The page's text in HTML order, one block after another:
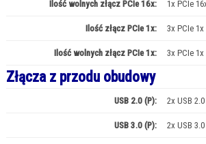
Ilość wolnych złącz PCIe 16x: 1x PCIe
Ilość złącz PCIe 1x: 3x PCIe 1x
Ilość wolnych złącz PCIe 1x: 3x PCIe 1x
Złącza z przodu obudowy
USB 2.0 (P): 2x USB
USB 3.0 (P): 2x USB